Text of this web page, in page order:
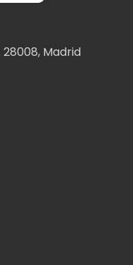
28008, Madrid